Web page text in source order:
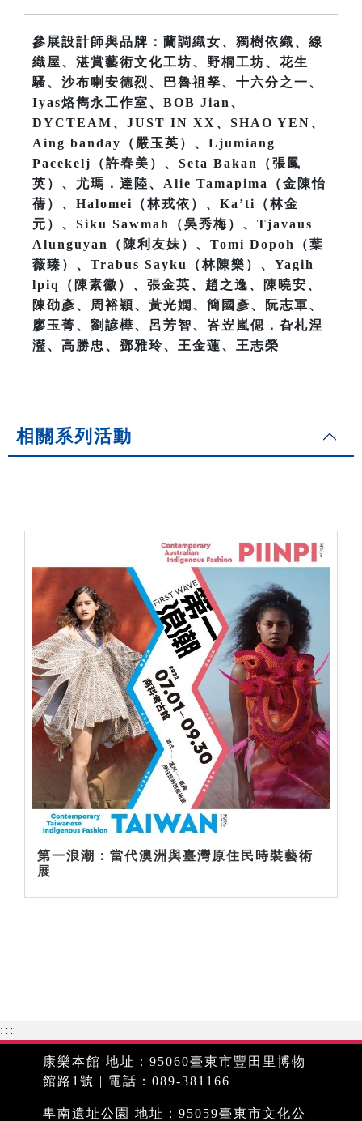
參展設計師與品牌：蘭調織女、獨樹依織、線
織屋、湛賞藝術文化工坊、野桐工坊、花生
騷、沙布喇安德烈、巴魯祖孥、十六分之一、
Iyas烙雋永工作室、BOB Jian、
DYCTEAM、JUST IN XX、SHAO YEN、
Aing banday（嚴玉英）、Ljumiang
Pacekelj（許春美）、Seta Bakan（張鳳
英）、尤瑪．達陸、Alie Tamapima（金陳怡
蒨）、Halomei（林戎依）、Ka’ti（林金
元）、Siku Sawmah（吳秀梅）、Tjavaus
Alunguyan（陳利友妹）、Tomi Dopoh（葉
薇臻）、Trabus Sayku（林陳樂）、Yagih
lpiq（陳素徽）、張金英、趙之逸、陳曉安、
陳劭彥、周裕穎、黃光嫻、簡國彥、阮志軍、
廖玉菁、劉諺樺、呂芳智、峇岦嵐偲．旮札涅
灆、高勝忠、鄧雅玲、王金蓮、王志榮
相關系列活動
第一浪潮：當代澳洲與臺灣原住民時裝藝術
展
:::
康樂本館 地址：95060臺東市豐田里博物
館路1號 | 電話：089-381166
卑南遺址公園 地址：95059臺東市文化公